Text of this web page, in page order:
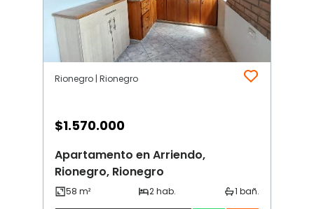
Rionegro | Rionegro
$1.570.000
Apartamento en Arriendo,
Rionegro, Rionegro